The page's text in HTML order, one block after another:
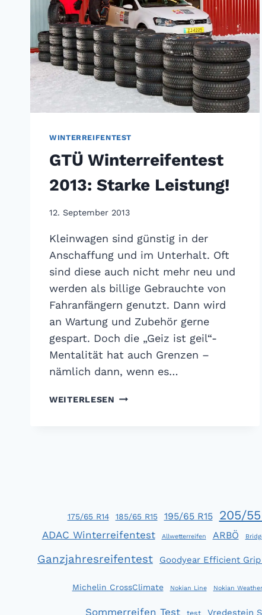
WINTERREIFENTEST
GTÜ Winterreifentest
2013: Starke Leistung!
12. September 2013
Kleinwagen sind günstig in der
Anschaffung und im Unterhalt. Oft
sind diese auch nicht mehr neu und
werden als billige Gebrauchte von
Fahranfängern genutzt. Dann wird
an Wartung und Zubehör gerne
gespart. Doch die „Geiz ist geil“-
Mentalität hat auch Grenzen –
nämlich dann, wenn es…
WEITERLESEN GTÜ
175/65 R14 185/65 R15 195/65 R15 205/55
ADAC Winterreifentest Allwetterreifen ARBÖ
Ganzjahresreifentest Goodyear Efficient
Michelin CrossClimate Nokian Line Nokian
Sommerreifen Test test Vredestein